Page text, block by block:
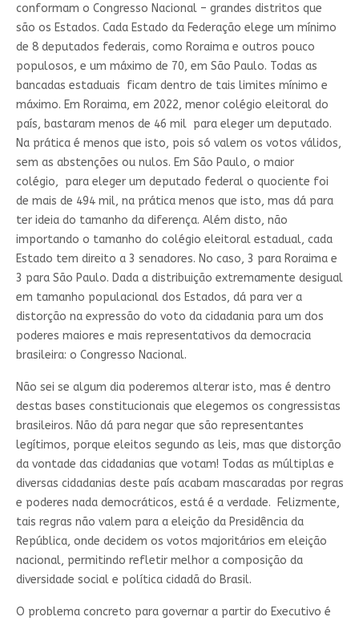
conformam o Congresso Nacional – grandes distritos que
são os Estados. Cada Estado da Federação elege um mínimo
de 8 deputados federais, como Roraima e outros pouco
populosos, e um máximo de 70, em São Paulo. Todas as
bancadas estaduais ficam dentro de tais limites mínimo e
máximo. Em Roraima, em 2022, menor colégio eleitoral do
país, bastaram menos de 46 mil para eleger um deputado.
Na prática é menos que isto, pois só valem os votos válidos,
sem as abstenções ou nulos. Em São Paulo, o maior
colégio, para eleger um deputado federal o quociente foi
de mais de 494 mil, na prática menos que isto, mas dá para
ter ideia do tamanho da diferença. Além disto, não
importando o tamanho do colégio eleitoral estadual, cada
Estado tem direito a 3 senadores. No caso, 3 para Roraima e
3 para São Paulo. Dada a distribuição extremamente desigual
em tamanho populacional dos Estados, dá para ver a
distorção na expressão do voto da cidadania para um dos
poderes maiores e mais representativos da democracia
brasileira: o Congresso Nacional.
Não sei se algum dia poderemos alterar isto, mas é dentro
destas bases constitucionais que elegemos os congressistas
brasileiros. Não dá para negar que são representantes
legítimos, porque eleitos segundo as leis, mas que distorção
da vontade das cidadanias que votam! Todas as múltiplas e
diversas cidadanias deste país acabam mascaradas por regras
e poderes nada democráticos, está é a verdade. Felizmente,
tais regras não valem para a eleição da Presidência da
República, onde decidem os votos majoritários em eleição
nacional, permitindo refletir melhor a composição da
diversidade social e política cidadã do Brasil.
O problema concreto para governar a partir do Executivo é